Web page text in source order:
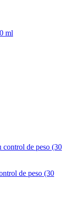
de peso (30